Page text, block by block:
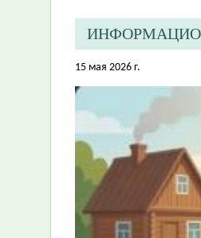
15 мая 2026 г.